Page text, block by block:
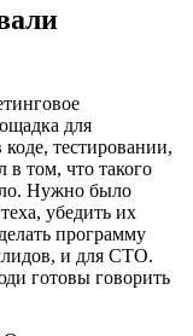
для
тестировании,
в том, что такого
Нужно было
убедить их
программу
и для CTO.
готовы говорить